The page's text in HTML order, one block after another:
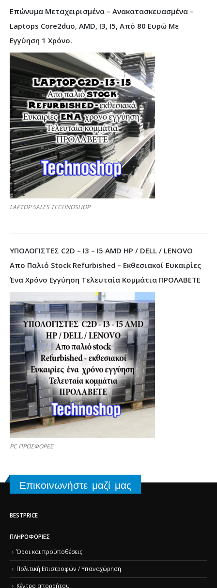
Επώνυμα Μεταχειρισμένα – Ανακατασκευασμένα –
Laptops Core2duo, AMD, I3, I5, Από 80 Ευρώ Με
Εγγύηση 1 Χρόνο.
LAPTOP SALES TECHNOSHOP
ΥΠΟΛΟΓΙΣΤΕΣ C2D – I3 – I5 AMD HP / DELL / LENOVO
Απο Παλιό Stock Refurbished – Εκθεσιακοί Ευκαιρίες
Ένα Χρόνο Εγγύηση Τελευταία Κομμάτια ΠΡΟΛΑΒΕΤΕ
PC ΠΡΟΣΦΟΡΕΣ
Επικοινωνήστε μαζί μας
BESTPRICE
ΠΛΗΡΟΦΟΡΊΕΣ
Όροι και προϋποθέσεις
Πολιτική Επιστροφών / Υπαναχώρηση
Κέντρο απορρήτου